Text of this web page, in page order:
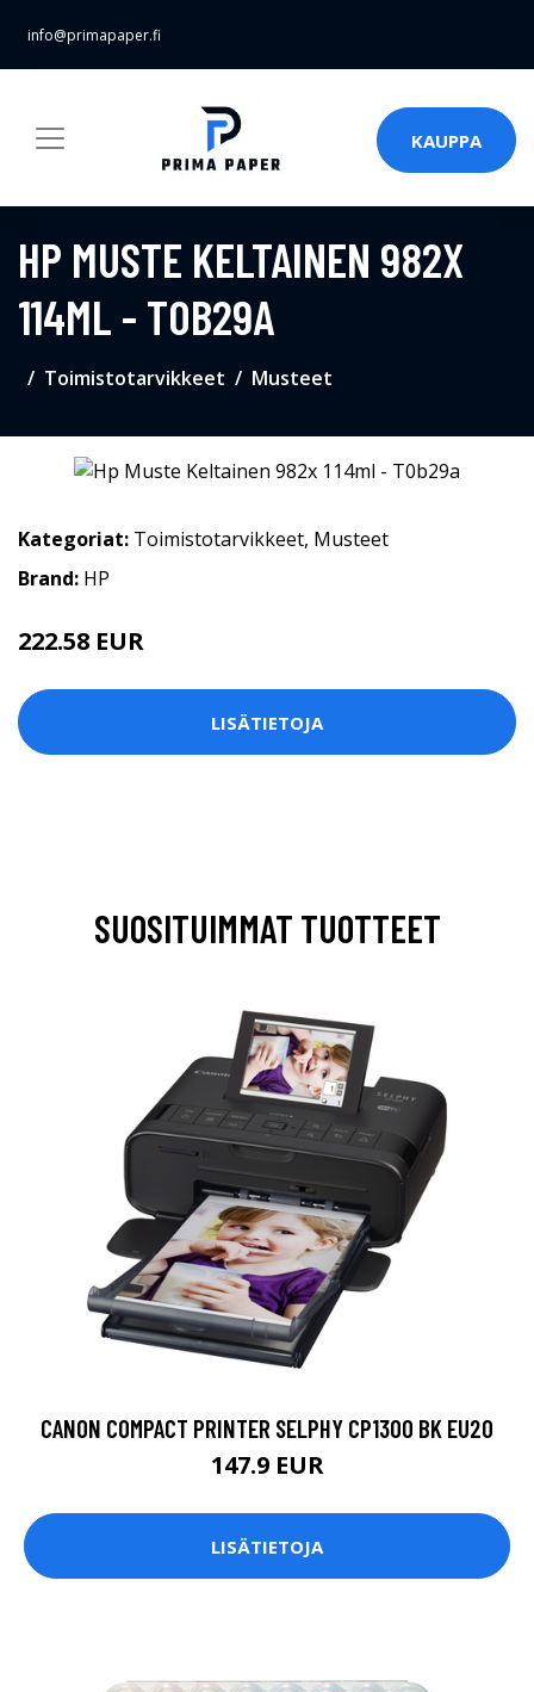
info@primapaper.fi
KAUPPA
HP MUSTE KELTAINEN 982X
114ML - T0B29A
Toimistotarvikkeet Musteet
Kategoriat: Toimistotarvikkeet, Musteet
Brand: HP
222.58 EUR
LISÄTIETOJA
SUOSITUIMMAT TUOTTEET
CANON COMPACT PRINTER SELPHY CP1300 BK EU20
147.9 EUR
LISÄTIETOJA